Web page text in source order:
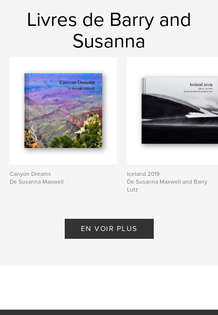
Livres de Barry and
Susanna
Canyon Dreams
De Susanna Maxwell
Iceland 2019
De Susanna Maxwell and Barry
Lutz
EN VOIR PLUS